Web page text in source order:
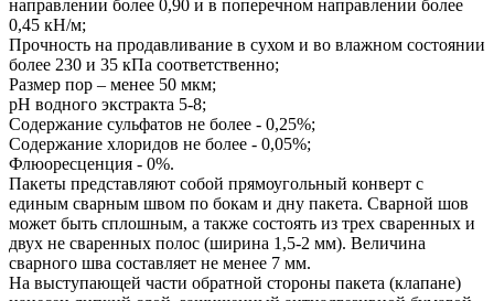
направлении более 0,90 и в поперечном направлении более
0,45 кН/м;
Прочность на продавливание в сухом и во влажном состоянии
более 230 и 35 кПа соответственно;
Размер пор – менее 50 мкм;
рН водного экстракта 5-8;
Содержание сульфатов не более - 0,25%;
Содержание хлоридов не более - 0,05%;
Флюоресценция - 0%.
Пакеты представляют собой прямоугольный конверт с
единым сварным швом по бокам и дну пакета. Сварной шов
может быть сплошным, а также состоять из трех сваренных и
двух не сваренных полос (ширина 1,5-2 мм). Величина
сварного шва составляет не менее 7 мм.
На выступающей части обратной стороны пакета (клапане)